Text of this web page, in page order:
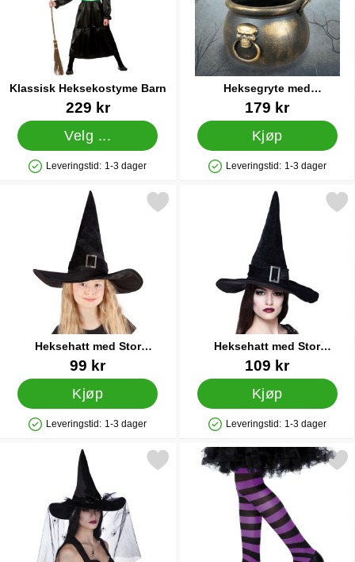
Klassisk Heksekostyme Barn
Varenummer 13481
229 kr
Velg ...
Produkttilgjengelighet: På lager
Leveringstid: 1-3 dager
Heksegryte med
Dødningehoder
Varenummer 15907
179 kr
Kjøp
Produkttilgjengelighet: På lager
Leveringstid: 1-3 dager
Heksehatt med Stor
Sølvspenne Barn
Varenummer 15962
99 kr
Kjøp
Produkttilgjengelighet: På lager
Leveringstid: 1-3 dager
Merk heksehatt med Stor Sølvspenne Barn som favoritt
Heksehatt med Stor
Sølvspenne
Varenummer 15963
109 kr
Kjøp
Produkttilgjengelighet: På lager
Leveringstid: 1-3 dager
Merk heksehatt med Stor
Merk svart Heksehatt med Slør som favoritt
Merk stripete Strømpebukser